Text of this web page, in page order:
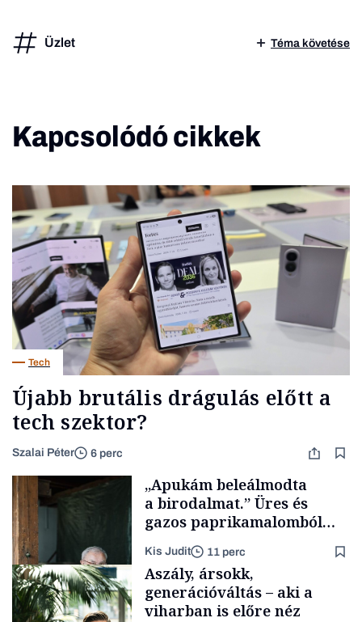
Üzlet Téma követése
Kapcsolódó cikkek
Tech
Újabb brutális drágulás előtt a
tech szektor?
Szalai Péter 6 perc
„Apukám beleálmodta
a birodalmat.” Üres és
gazos paprikamalomból
lett az igazi családi
fűszersztori
Kis Judit 11 perc
Aszály, ársokk,
generációváltás – aki a
viharban is előre néz